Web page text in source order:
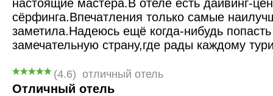
настоящие мастера.В отеле есть дайвинг-
сёрфинга.Впечатления только самые
заметила.Надеюсь ещё когда-нибудь попасть
замечательную страну,где рады каждому
(4.6) отличный отель
Отличный отель